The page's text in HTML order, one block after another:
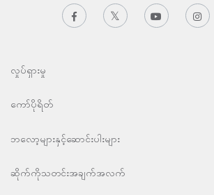
လှုပ်ရှားမှု
ကော်ပိုရိတ်
ဘလော့များနှင့်ဆောင်းပါးများ
ဆိုက်ကိုသတင်းအချက်အလက်